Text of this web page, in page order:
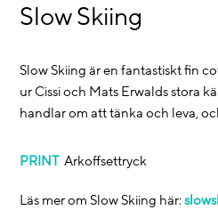
Slow Skiing
Slow Skiing är en fantastiskt fin
ur Cissi och Mats Erwalds stora
handlar om att tänka och leva,
PRINTArkoffsettryck
Läs mer om Slow Skiing här: